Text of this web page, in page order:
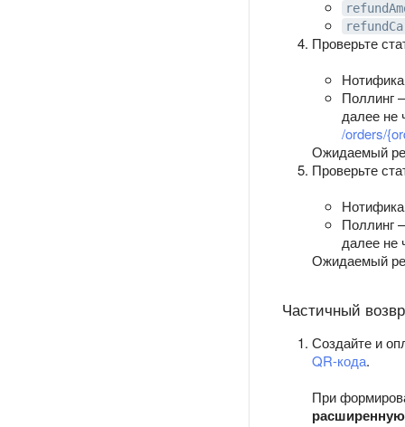
Проверьте
Поллинг
далее не
/orders/
Ожидаемый
Проверьте
Поллинг
далее не
Ожидаемый
Частичный
Создайте и
QR-кода.
При
расширенную